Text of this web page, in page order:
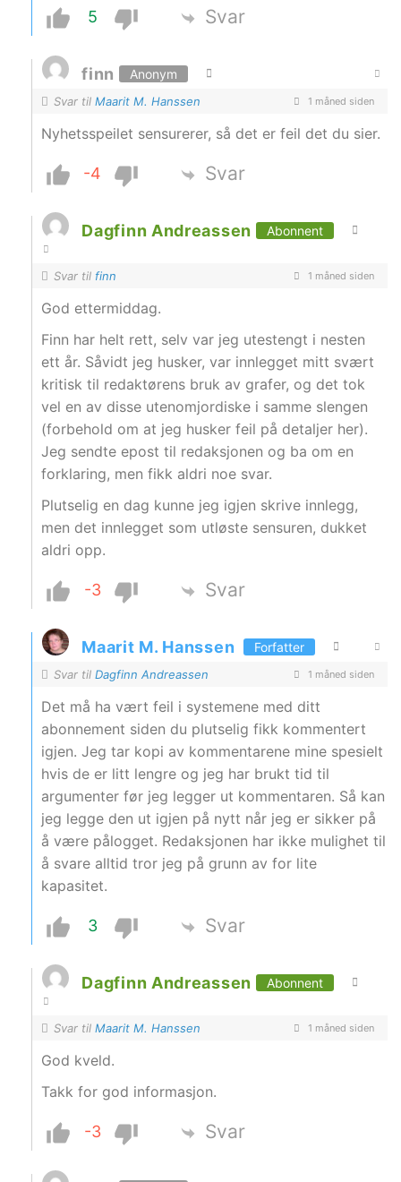
5 Svar
finn Anonym
Svar tilMaarit M. Hanssen 1 måned siden
Nyhetsspeilet sensurerer, så det er feil det du sier.
-4 Svar
Dagfinn Andreassen Abonnent
Svar tilfinn 1 måned siden
God ettermiddag.
Finn har helt rett, selv var jeg utestengt i nesten
ett år. Såvidt jeg husker, var innlegget mitt svært
kritisk til redaktørens bruk av grafer, og det tok
vel en av disse utenomjordiske i samme slengen
(forbehold om at jeg husker feil på detaljer her).
Jeg sendte epost til redaksjonen og ba om en
forklaring, men fikk aldri noe svar.
Plutselig en dag kunne jeg igjen skrive innlegg,
men det innlegget som utløste sensuren, dukket
aldri opp.
-3 Svar
Maarit M. Hanssen Forfatter
Svar tilDagfinn Andreassen 1 måned siden
Det må ha vært feil i systemene med ditt
abonnement siden du plutselig fikk kommentert
igjen. Jeg tar kopi av kommentarene mine spesielt
hvis de er litt lengre og jeg har brukt tid til
argumenter før jeg legger ut kommentaren. Så kan
jeg legge den ut igjen på nytt når jeg er sikker på
å være pålogget. Redaksjonen har ikke mulighet til
å svare alltid tror jeg på grunn av for lite
kapasitet.
3 Svar
Dagfinn Andreassen Abonnent
Svar tilMaarit M. Hanssen 1 måned siden
God kveld.
Takk for god informasjon.
-3 Svar